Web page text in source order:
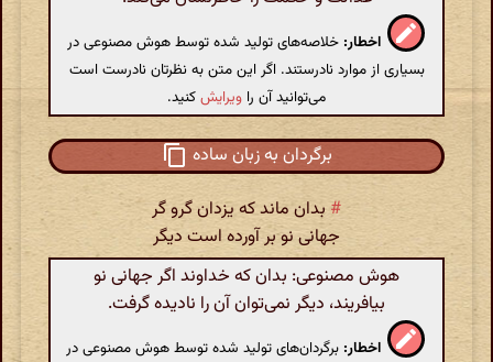
اخطار: خلاصه‌های تولید شده توسط هوش مصنوعی در
بسیاری از موارد نادرستند. اگر این متن به نظرتان نادرست است
می‌توانید آن را ویرایشکنید.
برگردان به زبان ساده
# بدان ماند که یزدان گرو گر
جهانی نو بر آورده است دیگر
هوش مصنوعی: بدان که خداوند اگر جهانی نو
بیافریند، دیگر نمی‌توان آن را نادیده گرفت.
اخطار: برگردان‌های تولید شده توسط هوش مصنوعی در